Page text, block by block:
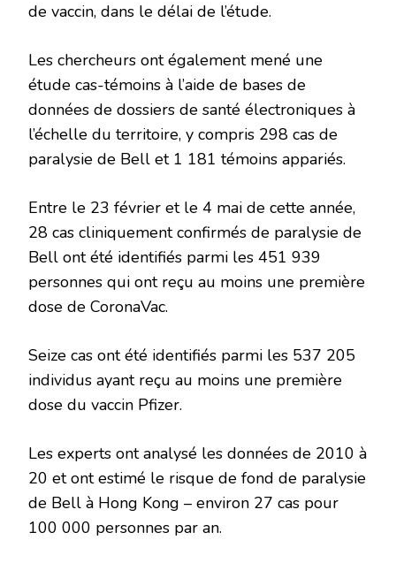
de vaccin, dans le délai de l’étude.
Les chercheurs ont également mené une
étude cas-témoins à l’aide de bases de
données de dossiers de santé électroniques à
l’échelle du territoire, y compris 298 cas de
paralysie de Bell et 1 181 témoins appariés.
Entre le 23 février et le 4 mai de cette année,
28 cas cliniquement confirmés de paralysie de
Bell ont été identifiés parmi les 451 939
personnes qui ont reçu au moins une première
dose de CoronaVac.
Seize cas ont été identifiés parmi les 537 205
individus ayant reçu au moins une première
dose du vaccin Pfizer.
Les experts ont analysé les données de 2010 à
20 et ont estimé le risque de fond de paralysie
de Bell à Hong Kong – environ 27 cas pour
100 000 personnes par an.